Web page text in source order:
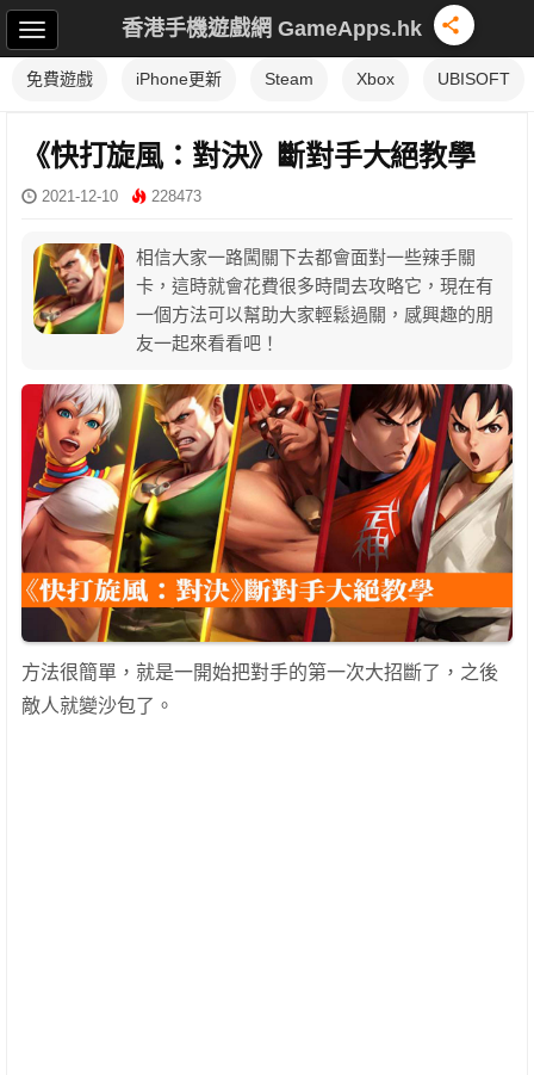
香港手機遊戲網 GameApps.hk
免費遊戲 iPhone更新 Steam Xbox UBISOFT
《快打旋風：對決》斷對手大絕教學
2021-12-10 228473
相信大家一路闖關下去都會面對一些辣手關
卡，這時就會花費很多時間去攻略它，現在有
一個方法可以幫助大家輕鬆過關，感興趣的朋
友一起來看看吧！
方法很簡單，就是一開始把對手的第一次大招斷了，之後
敵人就變沙包了。